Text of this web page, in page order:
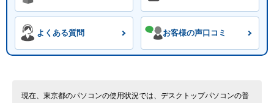
よくある質問 お客様の声口コミ
現在、東京都のパソコンの使用状況では、デスクトップパソコンの普